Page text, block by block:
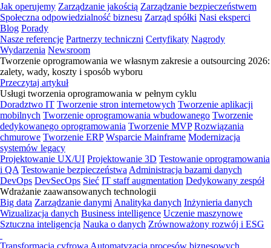
Jak operujemy Zarządzanie jakością Zarządzanie bezpieczeństwem
Społeczna odpowiedzialność biznesu Zarząd spółki Nasi eksperci
Blog Porady
Nasze referencje Partnerzy techniczni Certyfikaty Nagrody
Wydarzenia Newsroom
Tworzenie oprogramowania we własnym zakresie a outsourcing 2026:
zalety, wady, koszty i sposób wyboru
Przeczytaj artykuł
Usługi tworzenia oprogramowania w pełnym cyklu
Doradztwo IT Tworzenie stron internetowych Tworzenie aplikacji
mobilnych Tworzenie oprogramowania wbudowanego Tworzenie
dedykowanego oprogramowania Tworzenie MVP Rozwiązania
chmurowe Tworzenie ERP Wsparcie Mainframe Modernizacja
systemów legacy
Projektowanie UX/UI Projektowanie 3D Testowanie oprogramowania
i QA Testowanie bezpieczeństwa Administracja bazami danych
DevOps DevSecOps Sieć IT staff augmentation Dedykowany zespół
Wdrażanie zaawansowanych technologii
Big data Zarządzanie danymi Analityka danych Inżynieria danych
Wizualizacja danych Business intelligence Uczenie maszynowe
Sztuczna inteligencja Nauka o danych Zrównoważony rozwój i ESG
Transformacja cyfrowa Automatyzacja procesów biznesowych